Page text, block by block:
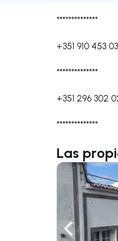
**************
+351 910 453
**************
+351 296 302
**************
Las
Navega a